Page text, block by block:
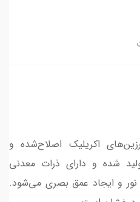
رزین‌های اکریلیک اصلاح‌شده و
شده و دارای ذرات معدنی
و ایجاد عمق بصری می‌شود.